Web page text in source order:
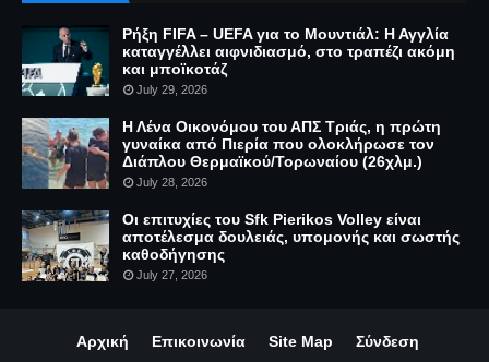
Ρήξη FIFA – UEFA για το Μουντιάλ: Η Αγγλία
καταγγέλλει αιφνιδιασμό, στο τραπέζι ακόμη
και μποϊκοτάζ
July 29, 2026
Η Λένα Οικονόμου του ΑΠΣ Τριάς, η πρώτη
γυναίκα από Πιερία που ολοκλήρωσε τον
Διάπλου Θερμαϊκού/Τορωναίου (26χλμ.)
July 28, 2026
Οι επιτυχίες του Sfk Pierikos Volley είναι
αποτέλεσμα δουλειάς, υπομονής και σωστής
καθοδήγησης
July 27, 2026
Αρχική Επικοινωνία Site Map Σύνδεση